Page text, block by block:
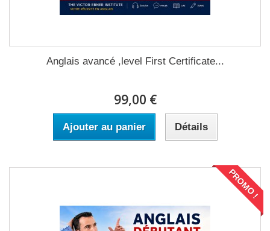
Anglais avancé ,level First Certificate...
99,00 €
Ajouter au panier Détails
PROMO !